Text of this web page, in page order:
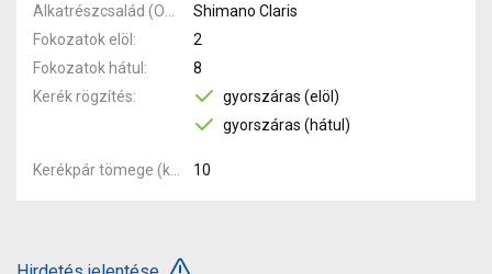
Shimano Claris
Fokozatok elöl
2
Fokozatok hátul
8
Kerék rögzítés
gyorszáras (elöl)
gyorszáras (hátul)
10